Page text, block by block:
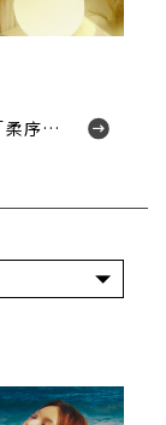
杏林之春「柔序護理」新系列，珍貴外泌體為髮絲注入月光般輕盈柔美光澤